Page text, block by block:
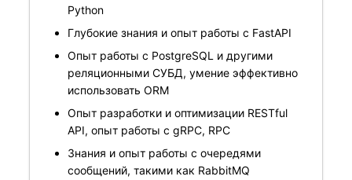
Python
Глубокие знания и опыт работы с FastAPI
Опыт работы с PostgreSQL и другими
реляционными СУБД, умение эффективно
использовать ORM
Опыт разработки и оптимизации RESTful
API, опыт работы с gRPC, RPC
Знания и опыт работы с очередями
сообщений, такими как RabbitMQ